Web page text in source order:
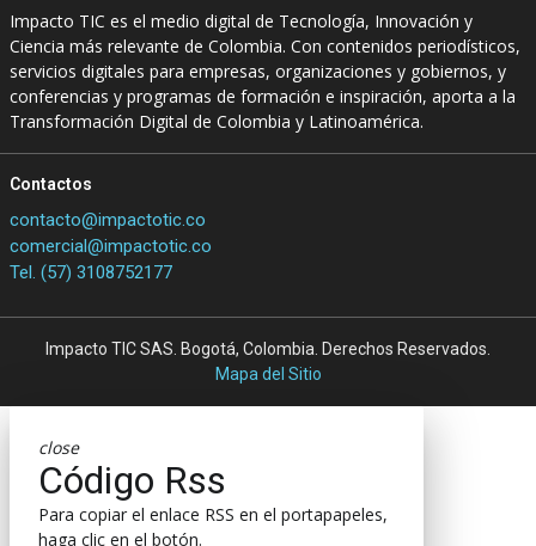
Impacto TIC es el medio digital de Tecnología, Innovación y
Ciencia más relevante de Colombia. Con contenidos periodísticos,
servicios digitales para empresas, organizaciones y gobiernos, y
conferencias y programas de formación e inspiración, aporta a la
Transformación Digital de Colombia y Latinoamérica.
Contactos
contacto@impactotic.co
comercial@impactotic.co
Tel. (57) 3108752177
Impacto TIC SAS. Bogotá, Colombia. Derechos Reservados.
Mapa del Sitio
close
Código Rss
Para copiar el enlace RSS en el portapapeles,
haga clic en el botón.